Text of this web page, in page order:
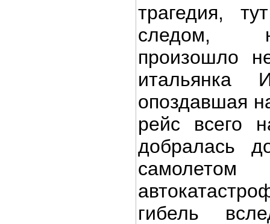
трагедия,
следом,
произошло
итальянка
опоздавшая
рейс всего
добралась
гибель